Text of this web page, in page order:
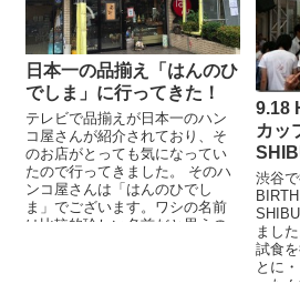
日本一の品揃え「はんのひ
でしま」に行ってきた！
テレビで品揃えが日本一のハン
コ屋さんが紹介されており、そ
のお店がとっても気になってい
たので行ってきました。 そのハ
ンコ屋さんは「はんのひでし
ま」でございます。ワシの名前
は比較的珍しい名前だと思うの
9.18
カッ
渋谷
まし
試食
とに
った